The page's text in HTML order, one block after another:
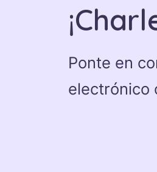
Ponte en
electrónico